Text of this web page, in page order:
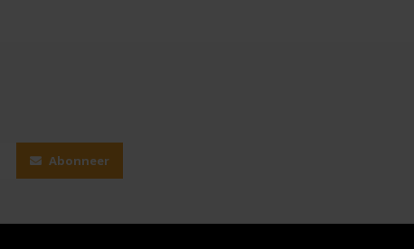
Abonneer